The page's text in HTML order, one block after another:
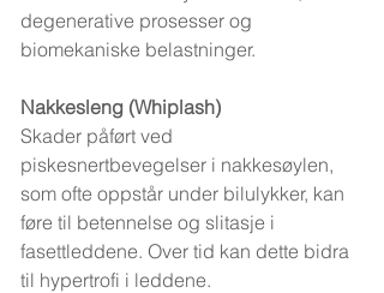
degenerative prosesser og
biomekaniske belastninger.
Nakkesleng (Whiplash)
Skader påført ved
piskesnertbevegelser i nakkesøylen,
som ofte oppstår under bilulykker, kan
føre til betennelse og slitasje i
fasettleddene. Over tid kan dette bidra
til hypertrofi i leddene.